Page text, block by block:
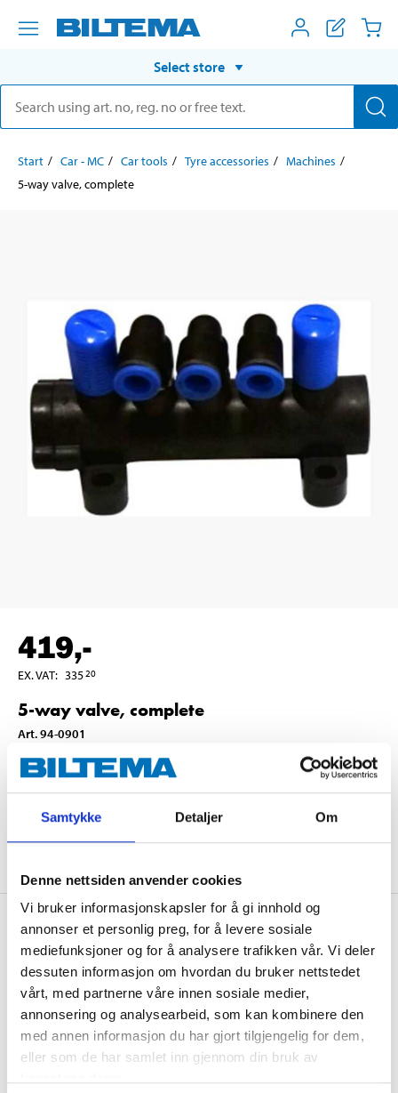
Samtykke Detaljer Om
Denne nettsiden anvender cookies
Vi bruker informasjonskapsler for å gi innhold og
annonser et personlig preg, for å levere sosiale
mediefunksjoner og for å analysere trafikken vår. Vi deler
dessuten informasjon om hvordan du bruker nettstedet
vårt, med partnerne våre innen sosiale medier,
annonsering og analysearbeid, som kan kombinere den
med annen informasjon du har gjort tilgjengelig for dem,
eller som de har samlet inn gjennom din bruk av
Select store
Start Car - MC Car tools Tyre accessories
Machines
5-way valve, complete
419,-
EX. VAT: 33520
5-way valve, complete
Art.94-0901
In stock in 7store
Description
Spare part for Tyre Mounting Machine 17-3200 and 17-
3210.